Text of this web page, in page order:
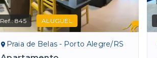
Ref.:845 ALUGUEL
Praia de Belas - Porto Alegre/RS